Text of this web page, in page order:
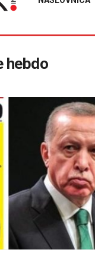
hebdo